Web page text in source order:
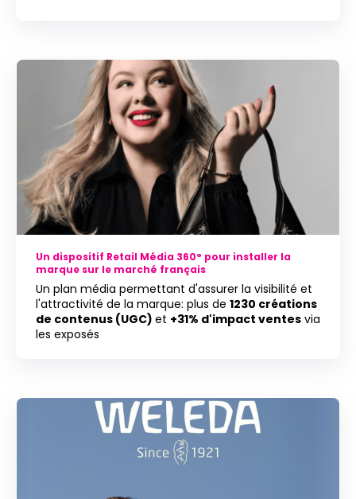
Un dispositif Retail Média 360° pour installer la
marque sur le marché français
Un plan média permettant d'assurer la visibilité et
l'attractivité de la marque: plus de 1230 créations
de contenus (UGC) et +31% d'impact ventes via
les exposés